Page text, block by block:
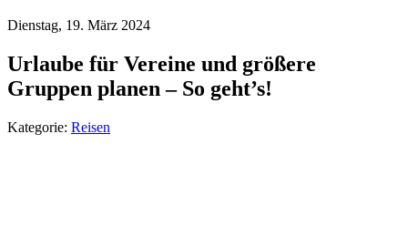
Dienstag, 19. März 2024
Urlaube für Vereine und größere
Gruppen planen – So geht’s!
Kategorie: Reisen